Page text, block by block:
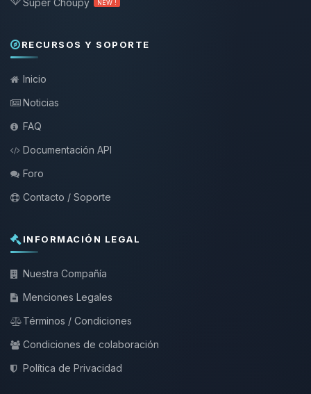
Super Choupy NEW !
RECURSOS Y SOPORTE
Inicio
Noticias
FAQ
Documentación API
Foro
Contacto / Soporte
INFORMACIÓN LEGAL
Nuestra Compañía
Menciones Legales
Términos / Condiciones
Condiciones de colaboración
Política de Privacidad